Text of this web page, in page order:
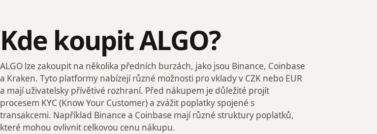
Kde koupit ALGO?
ALGO lze zakoupit na několika předních burzách, jako jsou Binance, Coinbase
a Kraken. Tyto platformy nabízejí různé možnosti pro vklady v CZK nebo EUR
a mají uživatelsky přívětivé rozhraní. Před nákupem je důležité projít
procesem KYC (Know Your Customer) a zvážit poplatky spojené s
transakcemi. Například Binance a Coinbase mají různé struktury poplatků,
které mohou ovlivnit celkovou cenu nákupu.